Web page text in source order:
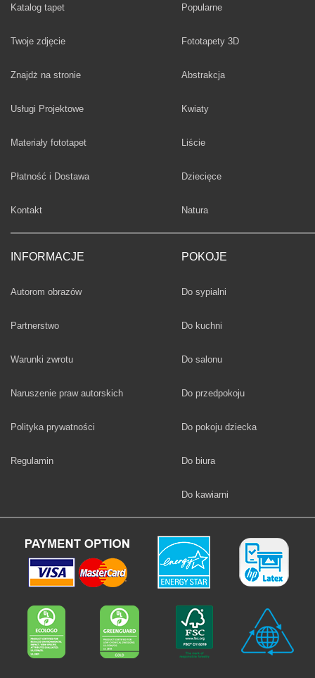
Katalog tapet
Twoje zdjęcie
Znajdż na stronie
Usługi Projektowe
Materiały fototapet
Płatność i Dostawa
Kontakt
INFORMACJE
Autorom obrazów
Partnerstwo
Warunki zwrotu
Naruszenie praw autorskich
Polityka prywatności
Regulamin
Fototapety
Popularne
Fototapety 3D
Fototapety
Abstrakcja
Fototapety
Kwiaty
Fototapety
Liście
Fototapety
Dziecięce
Fototapety
Natura
POKOJE
Fototapety
Do sypialni
Fototapety
Do kuchni
Fototapety
Do salonu
Fototapety
Do przedpokoju
Fototapety
Do pokoju dziecka
Fototapety
Do biura
Fototapety
Do kawiarni